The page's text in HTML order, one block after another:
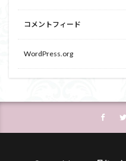
コメントフィード
WordPress.org